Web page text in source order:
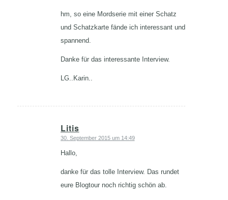
hm, so eine Mordserie mit einer Schatz
und Schatzkarte fände ich interessant und
spannend.
Danke für das interessante Interview.
LG..Karin..
Litis
sagte:
30. September 2015 um 14:49
Hallo,
danke für das tolle Interview. Das rundet
eure Blogtour noch richtig schön ab.